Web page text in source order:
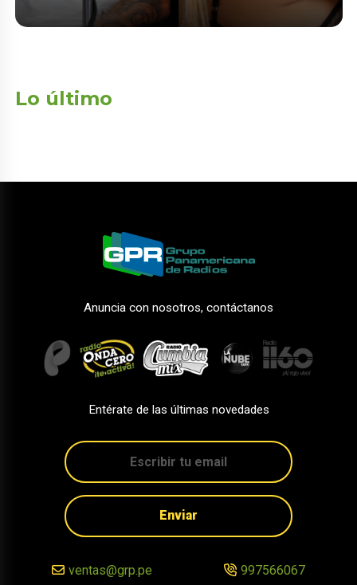
Lo último
Anuncia con nosotros, contáctanos
Entérate de las últimas novedades
Enviar
ventas@grp.pe 997566067